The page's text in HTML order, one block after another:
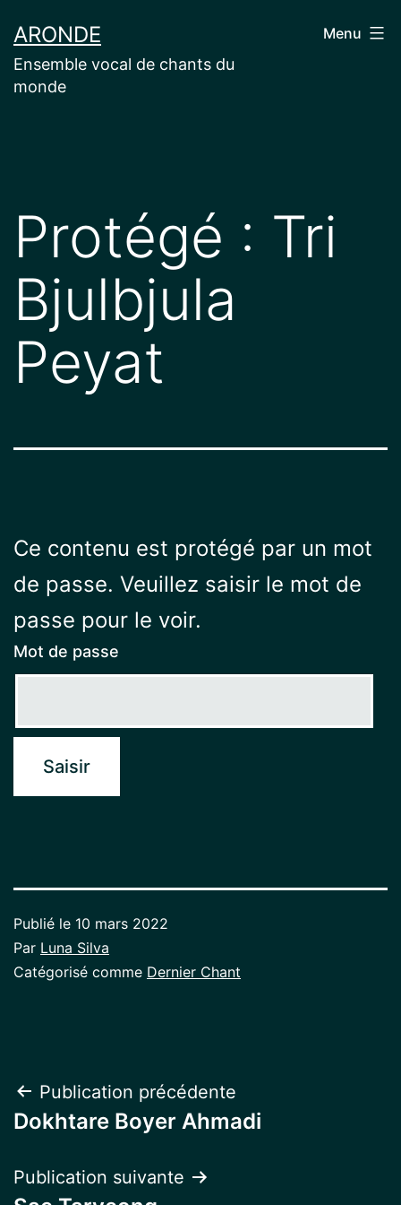
au
contenu
ARONDE
Ensemble vocal de chants du
monde
Menu
Protégé : Tri
Bjulbjula
Peyat
Ce contenu est protégé par un mot
de passe. Veuillez saisir le mot de
passe pour le voir.
Mot de passe
Publié le 10 mars 2022
Par Luna Silva
Catégorisé comme Dernier Chant
Navigation
de
l’article
Publication précédente
Dokhtare Boyer Ahmadi
Publication suivante